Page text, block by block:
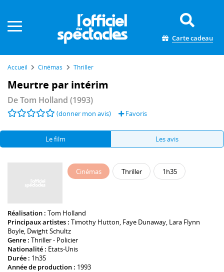
Carte cadeau
Accueil Cinémas Thriller
Meurtre par intérim
DeTom Holland (1993)
(donner mon avis) Favoris
Le film Les avis
Cinémas Thriller 1h35
Réalisation : Tom Holland
Principaux artistes : Timothy Hutton, Faye Dunaway, Lara Flynn
Boyle, Dwight Schultz
Genre : Thriller - Policier
Nationalité : Etats-Unis
Durée : 1h35
Année de production : 1993